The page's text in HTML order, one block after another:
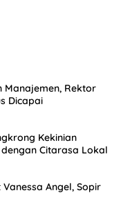
Manajemen, Rektor
Dicapai
Kekinian
Citarasa Lokal
Angel, Sopir